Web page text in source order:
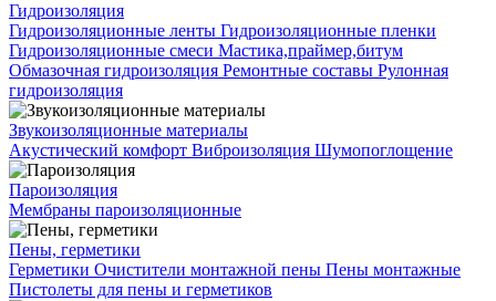
Гидроизоляция
Гидроизоляционные ленты Гидроизоляционные пленки
Гидроизоляционные смеси Мастика,праймер,битум
Обмазочная гидроизоляция Ремонтные составы Рулонная
гидроизоляция
Звукоизоляционные материалы
Акустический комфорт Виброизоляция Шумопоглощение
Пароизоляция
Мембраны пароизоляционные
Пены, герметики
Герметики Очистители монтажной пены Пены монтажные
Пистолеты для пены и герметиков